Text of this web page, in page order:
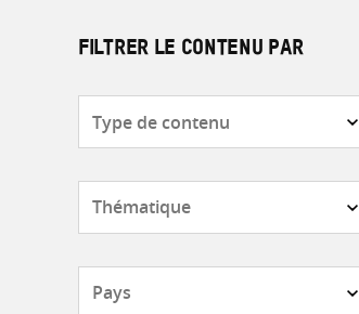
FILTRER LE CONTENU PAR
de